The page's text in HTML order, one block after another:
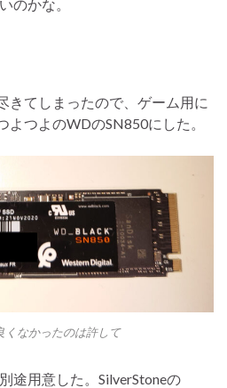
のかな。
きてしまったので、ゲーム用に
よつよのWDのSN850にした。
くなかったのは許して
途用意した。SilverStoneの